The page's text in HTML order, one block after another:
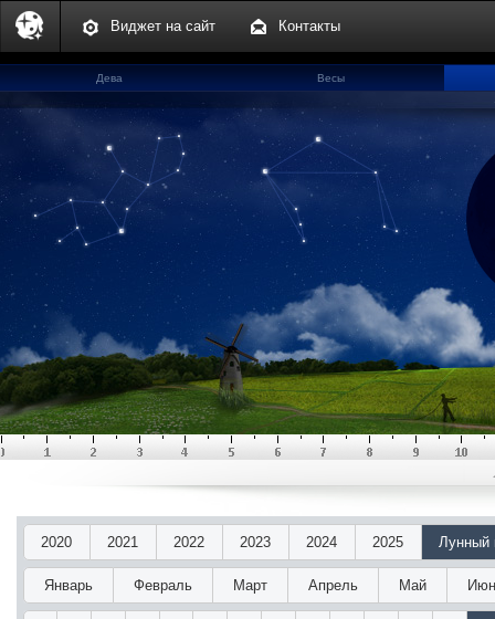
Виджет на сайт Контакты
Дева
Весы
2020 2021 2022 2023 2024 2025 Лунный
Январь Февраль Март Апрель Май